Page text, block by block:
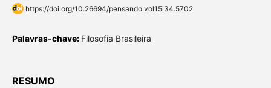
https://doi.org/10.26694/pensando.vol15i34.5702
Palavras-chave: Filosofia Brasileira
RESUMO